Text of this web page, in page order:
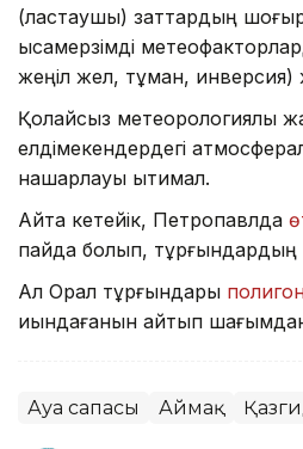
(ластаушы) заттардың
қысқамерзімді
жеңіл жел, тұман,
Қолайсыз метеорологиялық
елдімекендердегі
нашарлауы ықтимал.
Айта кетейік, Петропавлда
пайда болып, тұрғындардың
Ал Орал тұрғындары
қиындағанын айтып
Ауа сапасы Аймақ